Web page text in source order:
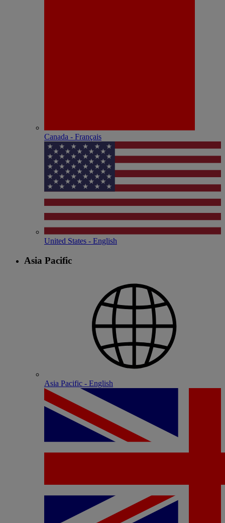
Canada - Français
United States - English
Asia Pacific
Asia Pacific - English